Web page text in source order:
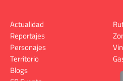
Actualidad
Reportajes
Personajes
Territorio
Blogs